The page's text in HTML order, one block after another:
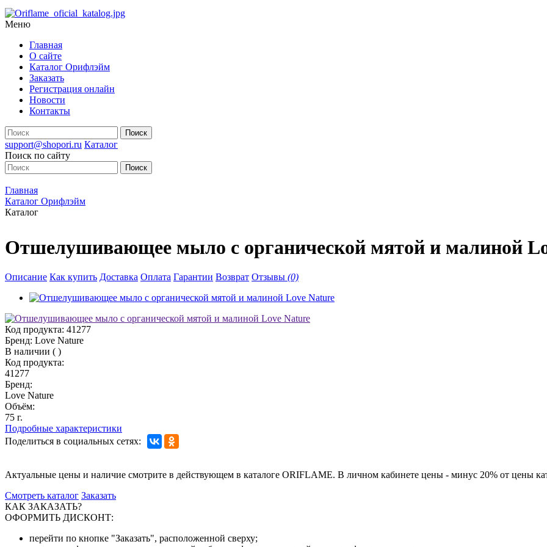
Меню
Главная
О сайте
Каталог Орифлэйм
Заказать
Регистрация онлайн
Новости
Контакты
support@shopori.ru Каталог
Поиск по сайту
Главная
Каталог Орифлэйм
Каталог
Отшелушивающее мыло с органической мятой и малиной
Описание Как купить Доставка Оплата Гарантии Возврат Отзывы (0)
Код продукта: 41277
Бренд: Love Nature
В наличии ( )
Код продукта:
41277
Бренд:
Love Nature
Объём:
75 г.
Подробные характеристики
Поделиться в социальных сетях:
Актуальные цены и наличие смотрите в действующем в каталоге ORIFLAME. В личном кабинете цены - минус 20% от цены
Смотреть каталог Заказать
КАК ЗАКАЗАТЬ?
ОФОРМИТЬ ДИСКОНТ:
перейти по кнопке "Заказать", расположенной сверху;